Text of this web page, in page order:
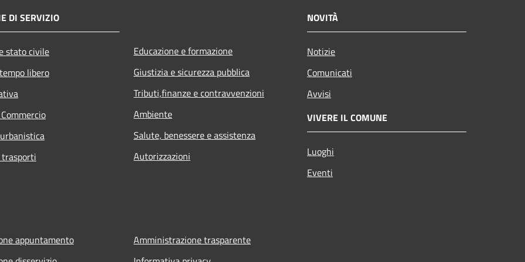
DI SERVIZIO
stato civile
libero
Educazione e formazione
Giustizia e sicurezza pubblica
Tributi,finanze e contravvenzioni
Ambiente
Salute, benessere e assistenza
Autorizzazioni
NOVITÀ
Notizie
Comunicati
Avvisi
VIVERE IL COMUNE
Luoghi
Eventi
appuntamento
Amministrazione trasparente